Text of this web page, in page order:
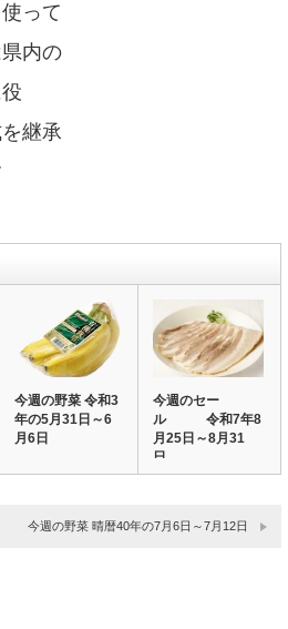
って
内の
継承
今週の野菜 令和3
年の5月31日～6
月6日
今週のセー
ル 令和7年8
月25日～8月31
日
今週の野菜 晴暦40年の7月6日～7月12日